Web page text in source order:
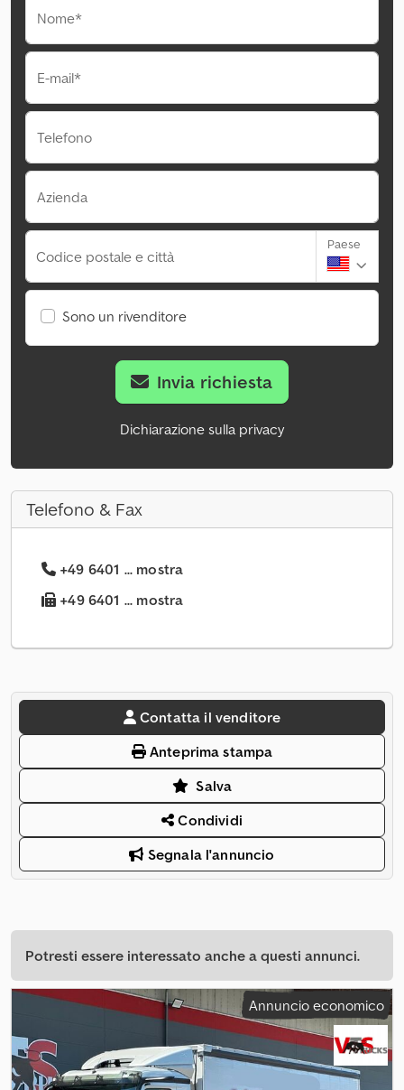
Nome*
E-mail*
Telefono
Azienda
Codice postale e città
Paese
Sono un rivenditore
Invia richiesta
Dichiarazione sulla privacy
Telefono & Fax
+49 6401 ... mostra
+49 6401 ... mostra
Contatta il venditore
Anteprima stampa
Salva
Condividi
Segnala l'annuncio
Potresti essere interessato anche a questi annunci.
Annuncio economico